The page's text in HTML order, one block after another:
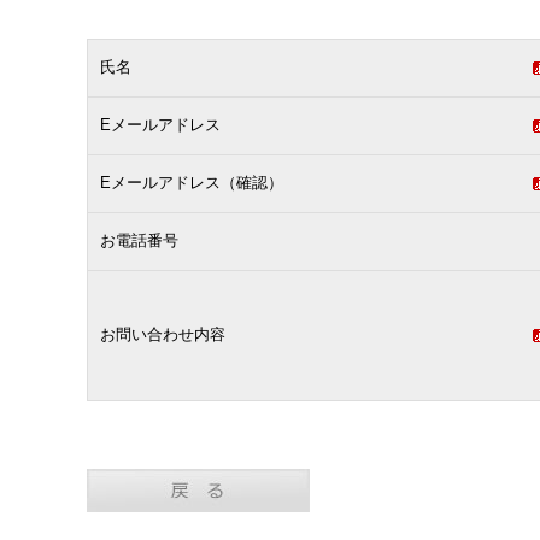
氏名
Eメールアドレス
Eメールアドレス（確認）
お電話番号
お問い合わせ内容